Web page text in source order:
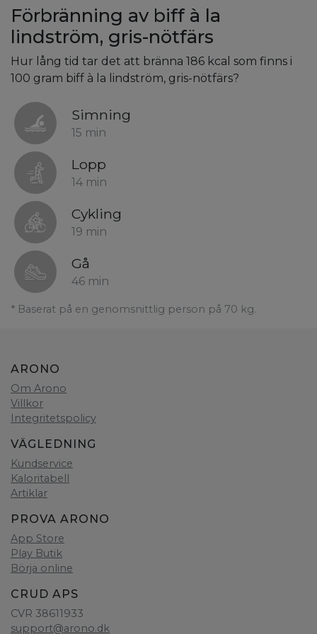
Förbränning av biff à la
lindström, gris-nötfärs
Hur lång tid tar det att bränna 186 kcal som finns i
100 gram biff à la lindström, gris-nötfärs?
Simning
15 min
Lopp
14 min
Cykling
19 min
Gå
46 min
* Baserat på en genomsnittlig person på 70 kg.
ARONO
Om Arono
Villkor
Integritetspolicy
VÄGLEDNING
Kundservice
Kaloritabell
Artiklar
PROVA ARONO
App Store
Play Butik
Börja online
CRUD APS
CVR 38611933
support@arono.dk